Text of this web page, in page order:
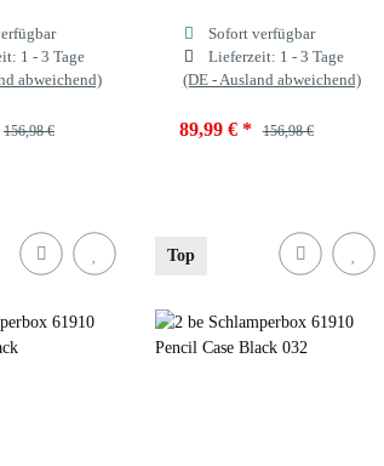
1 - 3 Tage
abweichend)
156,98 €
Blue 055
Sofort verfügbar
Lieferzeit: 1 - 3 Tage
(DE - Ausland abweichend)
89,99 € * 156,98 €
Fuchsia Blue 055
Top